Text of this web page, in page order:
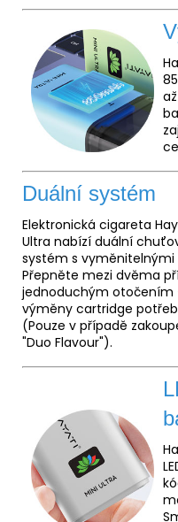
Duální systém
Elektronická cigareta
Ultra nabízí duální
systém s vyměnitelnými
Přepněte mezi dvěma
jednoduchým otočením
výměny cartridge
(Pouze v případě
"Duo Flavour").